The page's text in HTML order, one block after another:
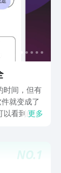
时间，但有
就变成了
以看到的剧
更多
NO.1